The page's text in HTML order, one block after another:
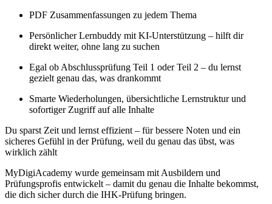
PDF Zusammenfassungen zu jedem Thema
Persönlicher Lernbuddy mit KI-Unterstützung – hilft dir
direkt weiter, ohne lang zu suchen
Egal ob Abschlussprüfung Teil 1 oder Teil 2 – du lernst
gezielt genau das, was drankommt
Smarte Wiederholungen, übersichtliche Lernstruktur und
sofortiger Zugriff auf alle Inhalte
Du sparst Zeit und lernst effizient – für bessere Noten und ein
sicheres Gefühl in der Prüfung, weil du genau das übst, was
wirklich zählt
MyDigiAcademy wurde gemeinsam mit Ausbildern und
Prüfungsprofis entwickelt – damit du genau die Inhalte bekommst,
die dich sicher durch die IHK-Prüfung bringen.